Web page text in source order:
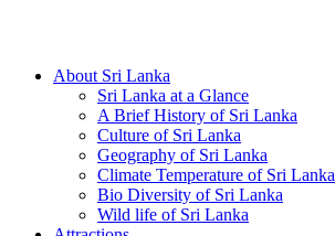
About Sri Lanka
Sri Lanka at a Glance
A Brief History of Sri Lanka
Culture of Sri Lanka
Geography of Sri Lanka
Climate Temperature of Sri Lanka
Bio Diversity of Sri Lanka
Wild life of Sri Lanka